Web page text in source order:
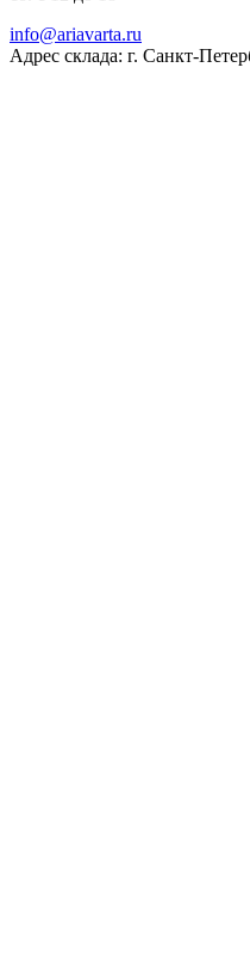
ur.atravaira@ofni
Адрес склада: г. Санкт-